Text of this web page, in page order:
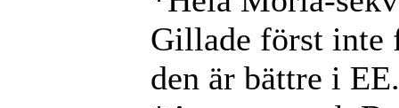
Gillade först inte
den är bättre i EE.